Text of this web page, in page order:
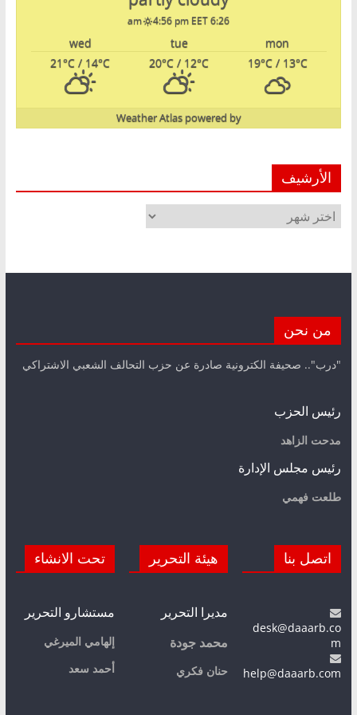
6:26 am
4:56 pm EET
mon
tue
wed
19°C/ 13°C
20°C / 12°C
21°C / 14°C
powered by
Weather Atlas
الأرشيف
الأرشيف
من نحن
"درب".. صحيفة الكترونية صادرة عن حزب التحالف الشعبي الاشتراكي
رئيس الحزب
مدحت الزاهد
رئيس مجلس الإدارة
طلعت فهمي
اتصل بنا
desk@daaarb.co
m
help@daaarb.com
هيئة التحرير
مديرا التحرير
محمد جودة
حنان فكري
تحت الانشاء
مستشارو التحرير
إلهامي الميرغي
أحمد سعد